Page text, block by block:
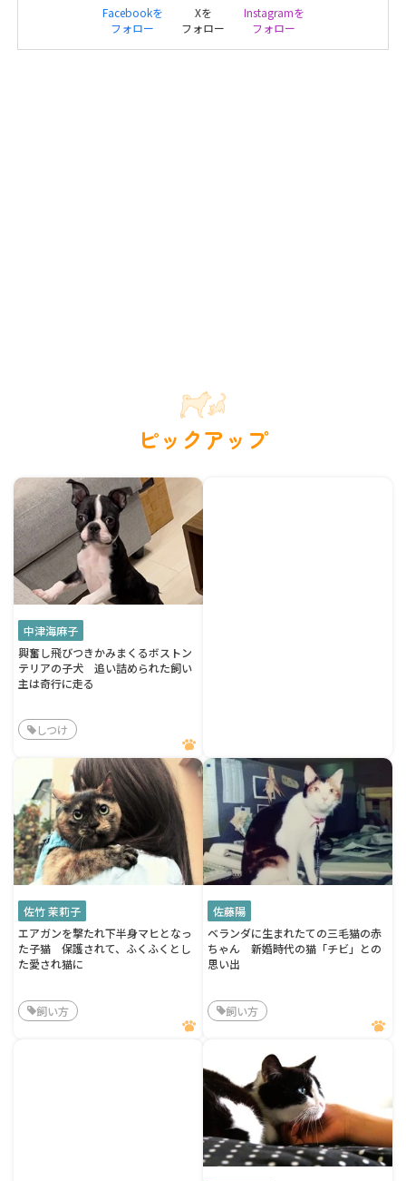
Facebookを
フォロー
Xを
フォロー
Instagramを
フォロー
ピックアップ
中津海麻子
興奮し飛びつきかみまくるボストン
テリアの子犬 追い詰められた飼い
主は奇行に走る
しつけ
佐竹 茉莉子
エアガンを撃たれ下半身マヒとなっ
た子猫 保護されて、ふくふくとし
た愛され猫に
飼い方
佐藤陽
ベランダに生まれたての三毛猫の赤
ちゃん 新婚時代の猫「チビ」との
思い出
飼い方